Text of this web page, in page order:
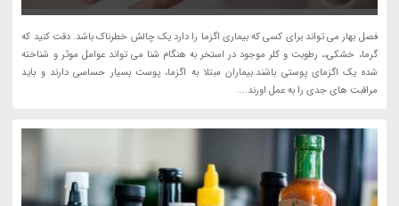
فصل بهار می تواند برای کسی که بیماری اگزما را دارد یک چالش خطرناک باشد. دقت کنید که
گرما، خشکی،، رطوبت و کلر موجود در استخر به هنگام شنا می تواند عوامل موثر و شناخته
شده یک اگزمای پوستی باشند.بیماران مبتلا به اگزما، پوست بسیار حساسی دارند و باید
مراقبت های جدی را به عمل اورند....